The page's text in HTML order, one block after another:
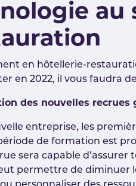
au
en hôtellerie-
en 2022, il vous faudra
des nouvelles recrues
entreprise, les
de formation est
sera capable
permettre de diminuer